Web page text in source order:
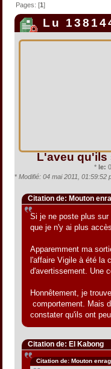
Pages: [1]
Lu
L'aveu qu'ils
* le:
* Modifié: 04 mai 2011, 01:59:52
Citation de: Mouton
Si je ne poste plus
que je n'y ai plus accès.
Apparemment ma
l'affaire Vigile à été la
d'avertissement. Une
Honnêtement, je
comportement. Mais
constater qu'ils ont
Citation de: El Kabong
Citation de: Mouton